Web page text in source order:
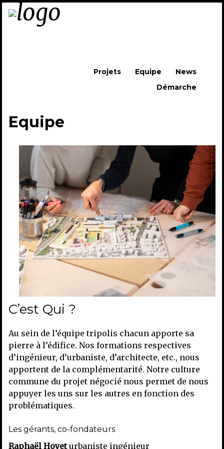
Skip to content News
Equipe
Projets
Démarche
Equipe
C’est Qui ?
Au sein de l’équipe tripolis chacun apporte sa
pierre à l’édifice. Nos formations respectives
d’ingénieur, d’urbaniste, d’architecte, etc., nous
apportent de la complémentarité. Notre culture
commune du projet négocié nous permet de nous
appuyer les uns sur les autres en fonction des
problématiques.
Les gérants, co-fondateurs
Raphaël Hoyeturbaniste ingénieur